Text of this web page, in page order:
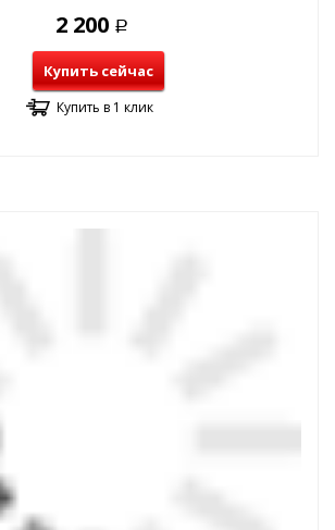
2 200 Р
Купить сейчас
Купить в 1 клик